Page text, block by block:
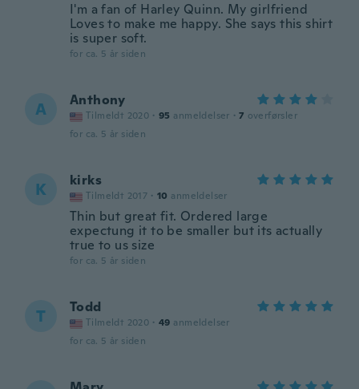
I'm a fan of Harley Quinn. My girlfriend
Loves to make me happy. She says this shirt
is super soft.
for ca. 5 år siden
A Anthony
Tilmeldt 2020 · 95 anmeldelser · 7 overførsler
for ca. 5 år siden
K kirks
Tilmeldt 2017 · 10 anmeldelser
Thin but great fit. Ordered large
expectung it to be smaller but its actually
true to us size
for ca. 5 år siden
T Todd
Tilmeldt 2020 · 49 anmeldelser
for ca. 5 år siden